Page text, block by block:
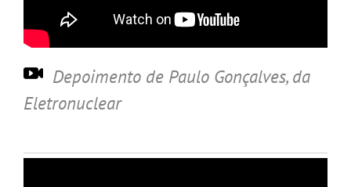
Depoimento de Paulo Gonçalves, da
Eletronuclear